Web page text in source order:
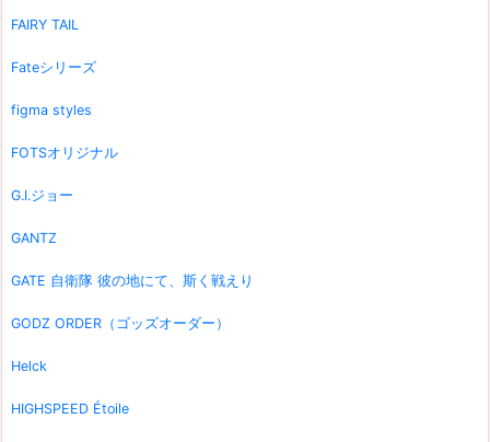
FAIRY TAIL
Fateシリーズ
figma styles
FOTSオリジナル
G.I.ジョー
GANTZ
GATE 自衛隊 彼の地にて、斯く戦えり
GODZ ORDER（ゴッズオーダー）
Helck
HIGHSPEED Étoile